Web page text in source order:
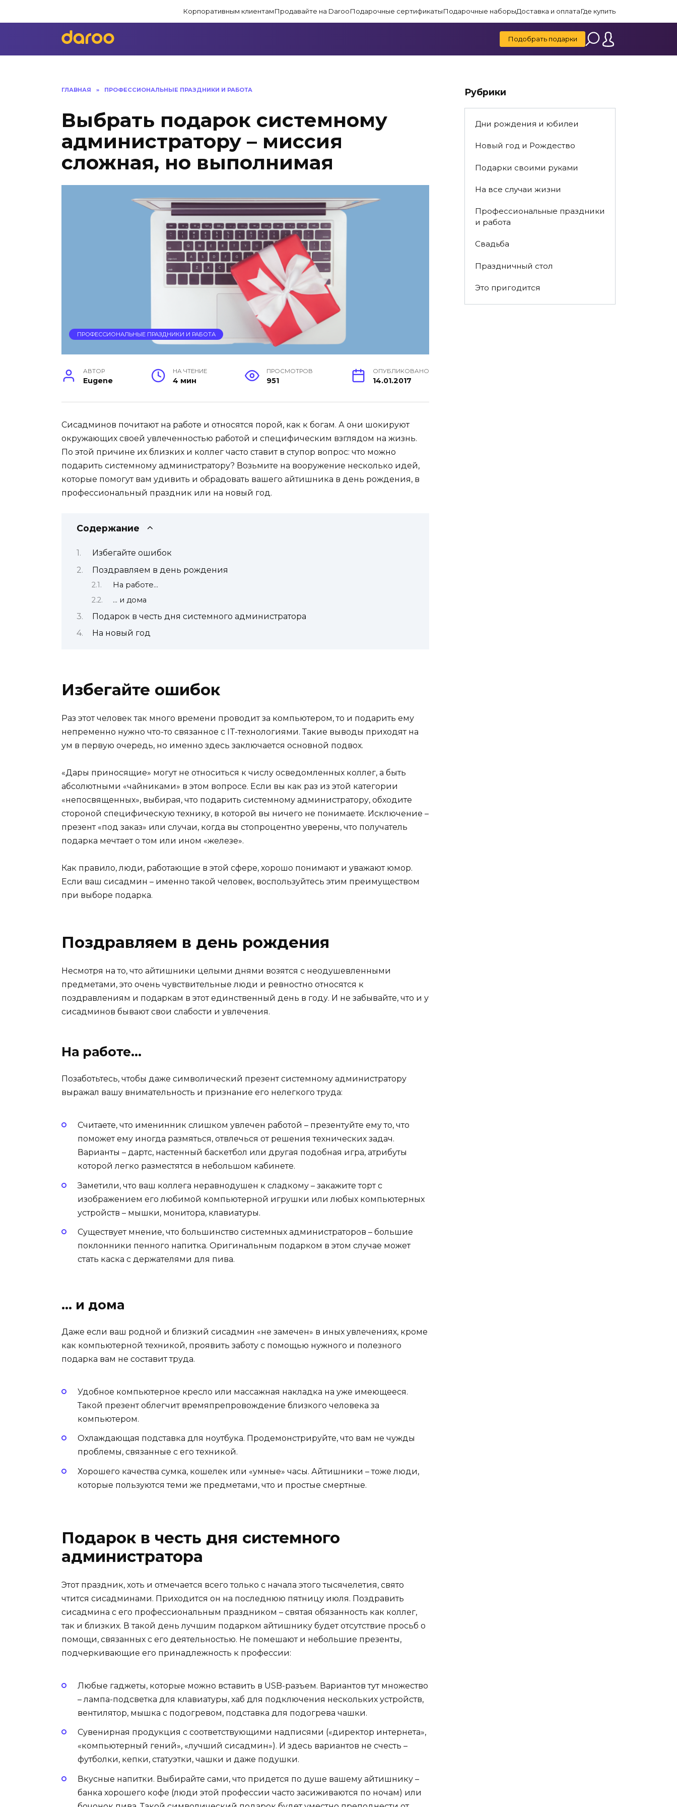
Корпоративным клиентамПродавайте на DarooПодарочные сертификатыПодарочные наборыДоставка и оплатаГде купить
Подобрать подарки
ГЛАВНАЯ » ПРОФЕССИОНАЛЬНЫЕ ПРАЗДНИКИ И РАБОТА
Выбрать подарок системному
администратору – миссия
сложная, но выполнимая
ПРОФЕССИОНАЛЬНЫЕ ПРАЗДНИКИ И РАБОТА
АВТОР
Eugene
НА ЧТЕНИЕ
4 мин
ПРОСМОТРОВ
951
ОПУБЛИКОВАНО
14.01.2017
Сисадминов почитают на работе и относятся порой, как к богам. А они шокируют
окружающих своей увлеченностью работой и специфическим взглядом на жизнь.
По этой причине их близких и коллег часто ставит в ступор вопрос: что можно
подарить системному администратору? Возьмите на вооружение несколько идей,
которые помогут вам удивить и обрадовать вашего айтишника в день рождения, в
профессиональный праздник или на новый год.
Содержание
Избегайте ошибок
Поздравляем в день рождения
На работе…
… и дома
Подарок в честь дня системного администратора
На новый год
Избегайте ошибок
Раз этот человек так много времени проводит за компьютером, то и подарить ему
непременно нужно что-то связанное с IT-технологиями. Такие выводы приходят на
ум в первую очередь, но именно здесь заключается основной подвох.
«Дары приносящие» могут не относиться к числу осведомленных коллег, а быть
абсолютными «чайниками» в этом вопросе. Если вы как раз из этой категории
«непосвященных», выбирая, что подарить системному администратору, обходите
стороной специфическую технику, в которой вы ничего не понимаете. Исключение –
презент «под заказ» или случаи, когда вы стопроцентно уверены, что получатель
подарка мечтает о том или ином «железе».
Как правило, люди, работающие в этой сфере, хорошо понимают и уважают юмор.
Если ваш сисадмин – именно такой человек, воспользуйтесь этим преимуществом
при выборе подарка.
Поздравляем в день рождения
Несмотря на то, что айтишники целыми днями возятся с неодушевленными
предметами, это очень чувствительные люди и ревностно относятся к
поздравлениям и подаркам в этот единственный день в году. И не забывайте, что и у
сисадминов бывают свои слабости и увлечения.
На работе…
Позаботьтесь, чтобы даже символический презент системному администратору
выражал вашу внимательность и признание его нелегкого труда:
Считаете, что именинник слишком увлечен работой – презентуйте ему то, что
поможет ему иногда размяться, отвлечься от решения технических задач.
Варианты – дартс, настенный баскетбол или другая подобная игра, атрибуты
которой легко разместятся в небольшом кабинете.
Заметили, что ваш коллега неравнодушен к сладкому – закажите торт с
изображением его любимой компьютерной игрушки или любых компьютерных
устройств – мышки, монитора, клавиатуры.
Существует мнение, что большинство системных администраторов – большие
поклонники пенного напитка. Оригинальным подарком в этом случае может
стать каска с держателями для пива.
… и дома
Даже если ваш родной и близкий сисадмин «не замечен» в иных увлечениях, кроме
как компьютерной техникой, проявить заботу с помощью нужного и полезного
подарка вам не составит труда.
Удобное компьютерное кресло или массажная накладка на уже имеющееся.
Такой презент облегчит времяпрепровождение близкого человека за
компьютером.
Охлаждающая подставка для ноутбука. Продемонстрируйте, что вам не чужды
проблемы, связанные с его техникой.
Хорошего качества сумка, кошелек или «умные» часы. Айтишники – тоже люди,
которые пользуются теми же предметами, что и простые смертные.
Подарок в честь дня системного
администратора
Этот праздник, хоть и отмечается всего только с начала этого тысячелетия, свято
чтится сисадминами. Приходится он на последнюю пятницу июля. Поздравить
сисадмина с его профессиональным праздником – святая обязанность как коллег,
так и близких. В такой день лучшим подарком айтишнику будет отсутствие просьб о
помощи, связанных с его деятельностью. Не помешают и небольшие презенты,
подчеркивающие его принадлежность к профессии:
Любые гаджеты, которые можно вставить в USB-разъем. Вариантов тут множество
– лампа-подсветка для клавиатуры, хаб для подключения нескольких устройств,
вентилятор, мышка с подогревом, подставка для подогрева чашки.
Сувенирная продукция с соответствующими надписями («директор интернета»,
«компьютерный гений», «лучший сисадмин»). И здесь вариантов не счесть –
футболки, кепки, статуэтки, чашки и даже подушки.
Вкусные напитки. Выбирайте сами, что придется по душе вашему айтишнику –
банка хорошего кофе (люди этой профессии часто засиживаются по ночам) или
Рубрики
Дни рождения и юбилеи
Новый год и Рождество
Подарки своими руками
На все случаи жизни
Профессиональные праздники
и работа
Свадьба
Праздничный стол
Это пригодится